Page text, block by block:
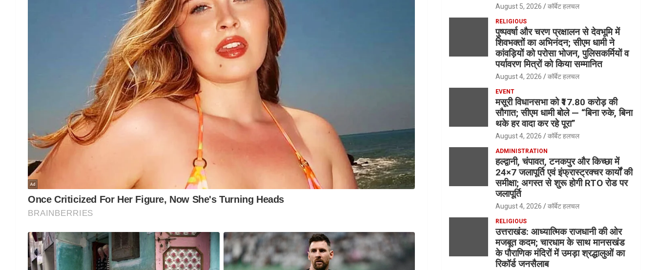
August 5, 2026 कॉर्बेट हलचल
RELIGIOUS
पुष्पवर्षा और चरण प्रक्षालन से देवभूमि में
शिवभक्तों का अभिनंदन; सीएम धामी ने
कांवड़ियों को परोसा भोजन, पुलिसकर्मियों व
पर्यावरण मित्रों को किया सम्मानित
August 4, 2026 कॉर्बेट हलचल
EVENT
मसूरी विधानसभा को ₹17.80 करोड़ की
सौगात; सीएम धामी बोले — “बिना रुके, बिना
थके हर वादा कर रहे पूरा”
August 4, 2026 कॉर्बेट हलचल
ADMINISTRATION
हल्द्वानी, चंपावत, टनकपुर और किच्छा में
24×7 जलापूर्ति एवं इंफ्रास्ट्रक्चर कार्यों की
समीक्षा; अगस्त से शुरू होगी RTO रोड पर
जलापूर्ति
August 4, 2026 कॉर्बेट हलचल
RELIGIOUS
उत्तराखंड: आध्यात्मिक राजधानी की ओर
मजबूत कदम; चारधाम के साथ मानसखंड
के पौराणिक मंदिरों में उमड़ा श्रद्धालुओं का
रिकॉर्ड जनसैलाब